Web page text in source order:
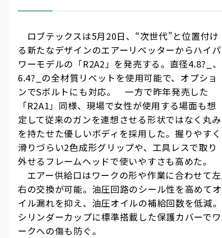
ロブテックスは5月20日、 “次世代”と位置付け
る新たなデザインのエアーリベッターからハイパ
ワーモデルの「R2A2」を発売する。直径4.8?_、
6.4?_の全材質リベットを使用可能で、オプショ
ンでSボルトにも対応。 一方で昨年発売した
「R2A1」同様、現場で女性が使用する場面も想
定して従来のガンを連想させる形状ではなく丸み
を持たせた優しいボディを採用した。握りやすく
滑りづらい2色成形グリップや、工具レスで取り
外せるフレームヘッドで使いやすさも高めた。
エアー供給口はワークの形や作業に合わせて左
右の交換が可能。油圧回路のシール性を高めてオ
イル漏れを抑え、油圧オイルの補給回数を低減。
シリンダーカップに標準搭載した保護カバーでワ
ークへの傷も防ぐ。